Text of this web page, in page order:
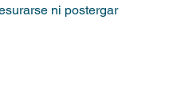
ni postergar